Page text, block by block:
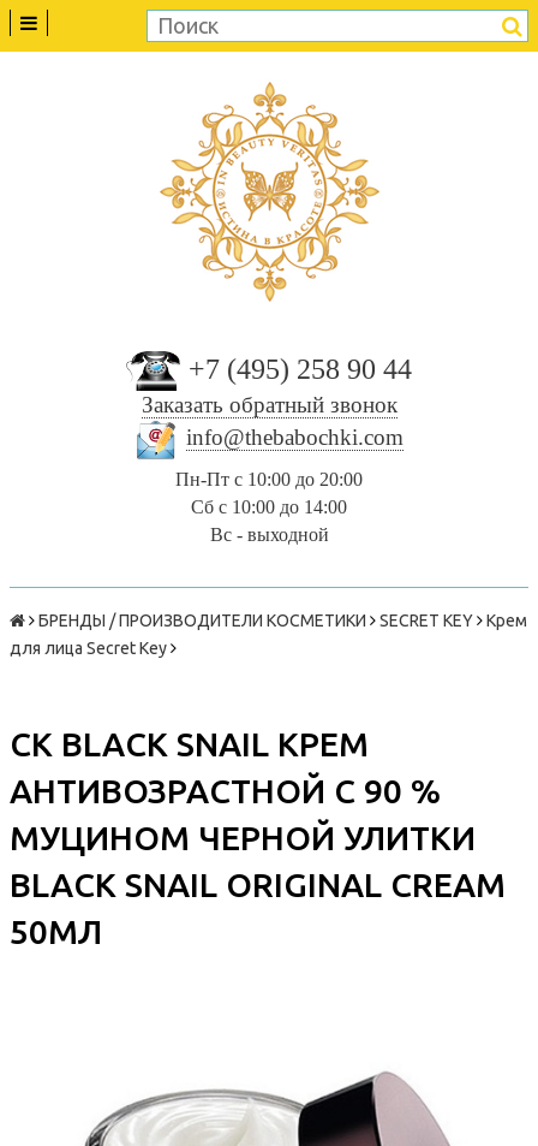
+7 (495) 258 90 44
Заказать обратный звонок
info@thebabochki.com
Пн-Пт с 10:00 до 20:00
Сб с 10:00 до 14:00
Вс - выходной
БРЕНДЫ / ПРОИЗВОДИТЕЛИ КОСМЕТИКИ SECRET KEY
Крем
для лица Secret Key
СК BLACK SNAIL КРЕМ
АНТИВОЗРАСТНОЙ С 90 %
МУЦИНОМ ЧЕРНОЙ УЛИТКИ
BLACK SNAIL ORIGINAL CREAM
50МЛ